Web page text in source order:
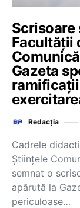
Scrisoare
Facultății
Gazeta
Redacția
Cadrele
Științele
semnat o
apărută la
periculoase…